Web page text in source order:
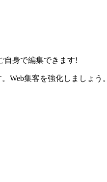
自身で編集できます!
Web集客を強化しましょう。